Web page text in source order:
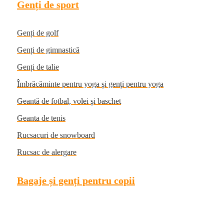
Genți de sport
Genți de golf
Genți de gimnastică
Genți de talie
Îmbrăcăminte pentru yoga și genți pentru yoga
Geantă de fotbal, volei și baschet
Geanta de tenis
Rucsacuri de snowboard
Rucsac de alergare
Bagaje și genți pentru copii